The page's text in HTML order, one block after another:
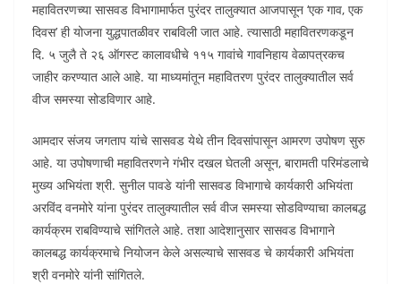
महावितरणच्या सासवड विभागामार्फत पुरंदर तालुक्यात आजपासून ‘एक गाव, एक
दिवस’ ही योजना युद्धपातळीवर राबविली जात आहे. त्यासाठी महावितरणकडून
दि. ५ जुलै ते २६ ऑगस्ट कालावधीचे ११५ गावांचे गावनिहाय वेळापत्रकच
जाहीर करण्यात आले आहे. या माध्यमांतून महावितरण पुरंदर तालुक्यातील सर्व
वीज समस्या सोडविणार आहे.
आमदार संजय जगताप यांचे सासवड येथे तीन दिवसांपासून आमरण उपोषण सुरु
आहे. या उपोषणाची महावितरणने गंभीर दखल घेतली असून, बारामती परिमंडलाचे
मुख्य अभियंता श्री. सुनील पावडे यांनी सासवड विभागाचे कार्यकारी अभियंता
अरविंद वनमोरे यांना पुरंदर तालुक्यातील सर्व वीज समस्या सोडविण्याचा कालबद्ध
कार्यक्रम राबविण्याचे सांगितले आहे. तशा आदेशानुसार सासवड विभागाने
कालबद्ध कार्यक्रमाचे नियोजन केले असल्याचे सासवड चे कार्यकारी अभियंता
श्री वनमोरे यांनी सांगितले.